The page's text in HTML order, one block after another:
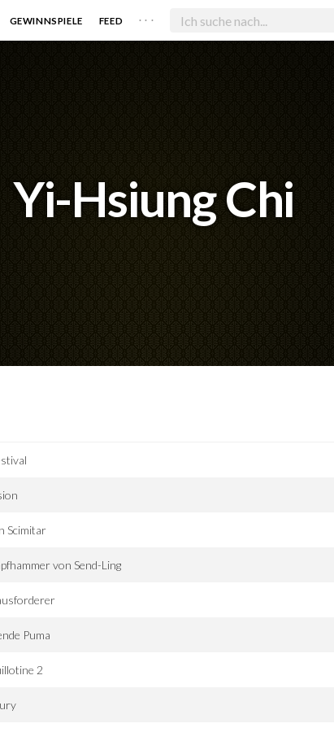
GEWINNSPIELE FEED . . .
Yi-Hsiung Chi
Scimitar
von Send-Ling
Puma
2